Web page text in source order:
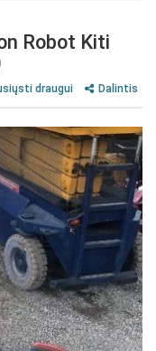
Robot Kiti
draugui Dalintis